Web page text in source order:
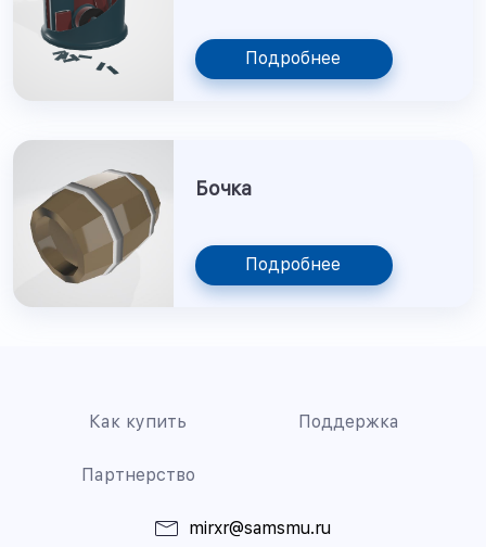
Подробнее
Бочка
Подробнее
Как купить Поддержка
Партнерство
mirxr@samsmu.ru